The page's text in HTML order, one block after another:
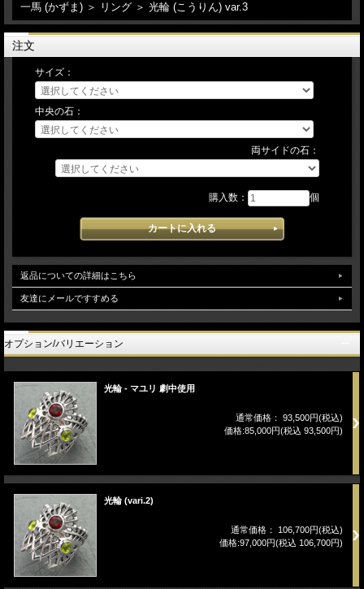
一馬 (かずま) ＞ リング ＞ 光輪 (こうりん) var.3
注文
サイズ：
中央の石：
両サイドの石：
購入数： 個
返品についての詳細はこちら
友達にメールですすめる
オプション/バリエーション
光輪 - マユリ 劇中使用
通常価格： 93,500円(税込)
価格:85,000円(税込 93,500円)
光輪 (vari.2)
通常価格： 106,700円(税込)
価格:97,000円(税込 106,700円)